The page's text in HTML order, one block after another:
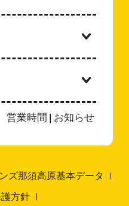
営業時間 | お知らせ
ズ那須高原基本データ
方針